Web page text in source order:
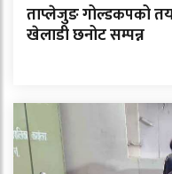
ताप्लेजुङ गोल्डकपको
खेलाडी छनोट सम्पन्न